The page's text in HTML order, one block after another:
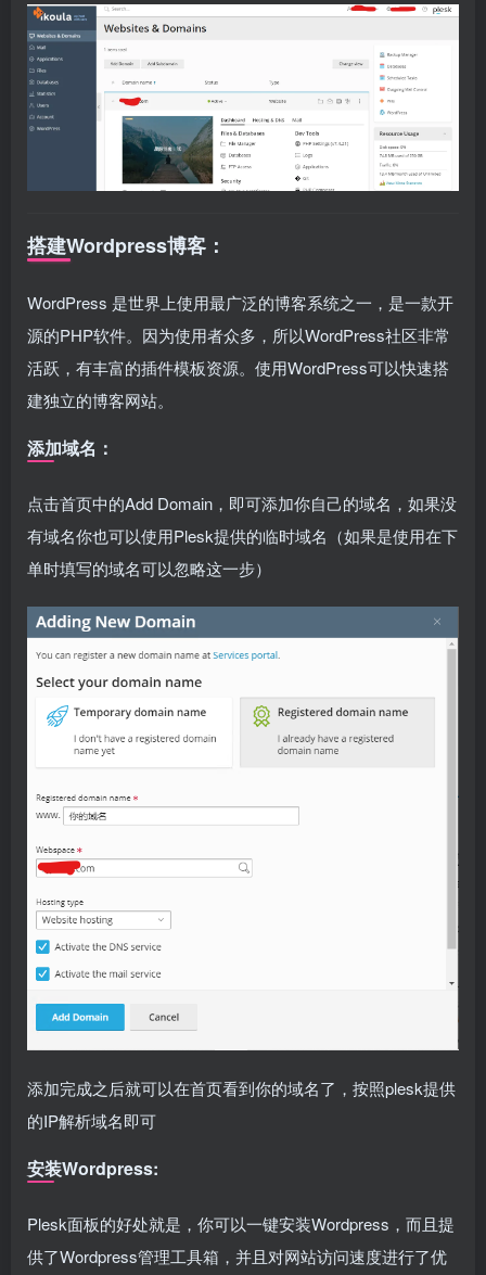
搭建Wordpress博客：
WordPress 是世界上使用最广泛的博客系统之一，是一款开
源的PHP软件。因为使用者众多，所以WordPress社区非常
活跃，有丰富的插件模板资源。使用WordPress可以快速搭
建独立的博客网站。
添加域名：
点击首页中的Add Domain，即可添加你自己的域名，如果没
有域名你也可以使用Plesk提供的临时域名（如果是使用在下
单时填写的域名可以忽略这一步）
添加完成之后就可以在首页看到你的域名了，按照plesk提供
的IP解析域名即可
安装Wordpress:
Plesk面板的好处就是，你可以一键安装Wordpress，而且提
供了Wordpress管理工具箱，并且对网站访问速度进行了优